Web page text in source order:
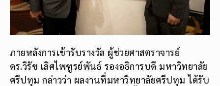
ภายหลังการเข้ารับรางวัล ผู้ช่วยศาสตราจารย์
ดร.วิรัช เลิศไพฑูรย์พันธ์ รองอธิการบดี มหาวิทยาลัย
ศรีปทุม กล่าวว่า ผลงานที่มหาวิทยาลัยศรีปทุม ได้รับ